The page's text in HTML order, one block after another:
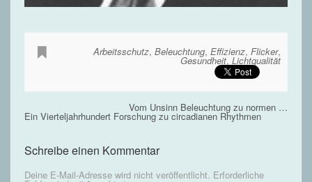
Arbeitsschutz,Beleuchtung,Effizienz,Flicker,
Gesundheit,Lichtqualität
Vom Unsinn Beleuchtung zu normen …
Ein Vierteljahrhundert Forschung zu circadianen Rhythmen
Schreibe einen Kommentar
Deine E-Mail-Adresse wird nicht veröffentlicht. Erforderliche